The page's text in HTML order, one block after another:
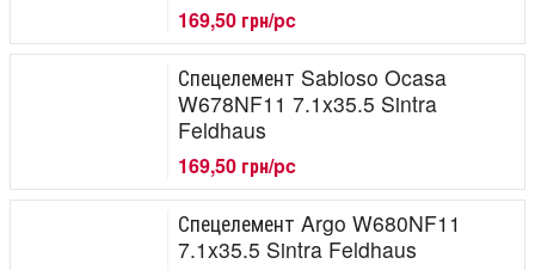
169,50 грн/pc
Спецелемент Sabioso Ocasa
W678NF11 7.1x35.5 Sintra
Feldhaus
169,50 грн/pc
Спецелемент Argo W680NF11
7.1x35.5 Sintra Feldhaus